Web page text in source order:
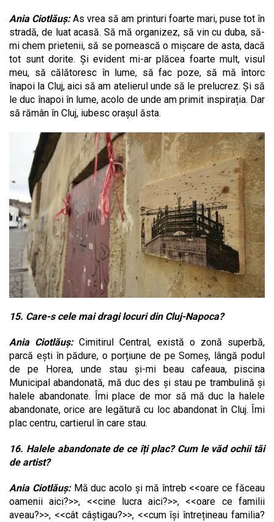
Ania Ciotlăuș:As vrea să am printuri foarte mari, puse tot în
stradă, de luat acasă. Să mă organizez, să vin cu duba, să-
mi chem prietenii, să se pornească o mișcare de asta, dacă
tot sunt dorite. Și evident mi-ar plăcea foarte mult, visul
meu, să călătoresc în lume, să fac poze, să mă întorc
înapoi la Cluj, aici să am atelierul unde să le prelucrez. Și să
le duc înapoi în lume, acolo de unde am primit inspirația. Dar
să rămân în Cluj, iubesc orașul ăsta.
15. Care-s cele mai dragi locuri din Cluj-Napoca?
Ania Ciotlăuș:Cimitirul Central, există o zonă superbă,
parcă ești în pădure, o porțiune de pe Someș, lângă podul
de pe Horea, unde stau și-mi beau cafeaua, piscina
Municipal abandonată, mă duc des și stau pe trambulină și
halele abandonate. Îmi place de mor să mă duc la halele
abandonate, orice are legătură cu loc abandonat în Cluj. Îmi
plac centru, cartierul în care stau.
16. Halele abandonate de ce îți plac? Cum le văd ochii tăi
de artist?
Ania Ciotlăuș: Mă duc acolo și mă întreb <<oare ce făceau
oamenii aici?>>, <<cine lucra aici?>>, <<oare ce familii
aveau?>>, <<cât câștigau?>>, <<cum își întrețineau familia?